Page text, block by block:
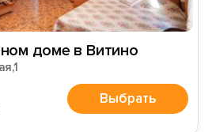
доме в Витино
Выбрать